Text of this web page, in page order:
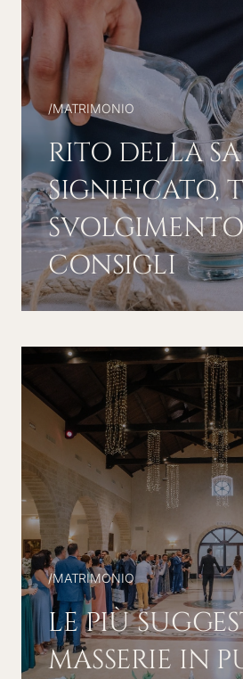
/MATRIMONIO
RITO DELLA
SIGNIFICATO,
CONSIGLI
/MATRIMONIO
LE PIÙ
MASSERIE IN